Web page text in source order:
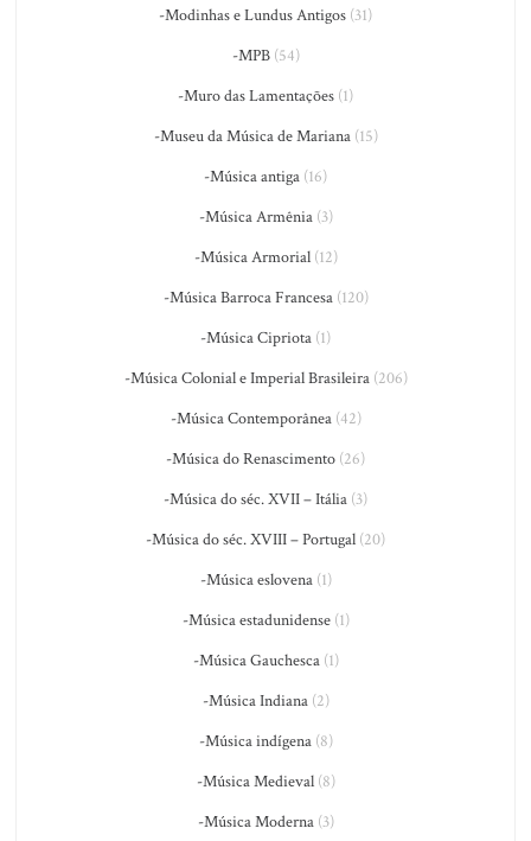
-Modinhas e Lundus Antigos (31)
-MPB(54)
-Muro das Lamentações (1)
-Museu da Música de Mariana(15)
-Música antiga (16)
-Música Armênia(3)
-Música Armorial(12)
-Música Barroca Francesa(120)
-Música Cipriota (1)
-Música Colonial e Imperial Brasileira(206)
-Música Contemporânea(42)
-Música do Renascimento (26)
-Música do séc. XVII – Itália (3)
-Música do séc. XVIII – Portugal (20)
-Música eslovena(1)
-Música estadunidense(1)
-Música Gauchesca(1)
-Música Indiana(2)
-Música indígena(8)
-Música Medieval(8)
-Música Moderna(3)